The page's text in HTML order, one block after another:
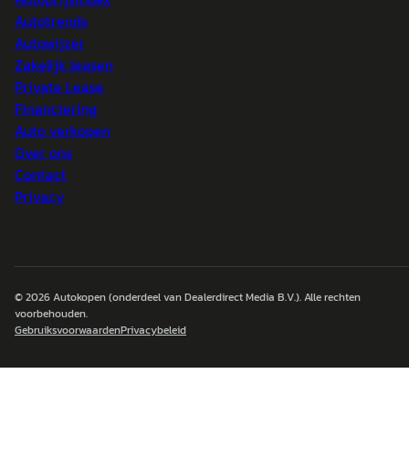
Autotrends
Autowijzer
Zakelijk leasen
Private Lease
Financiering
Auto verkopen
Over ons
Contact
Privacy
© 2026Autokopen(onderdeel van Dealerdirect Media B.V.). Alle rechten
voorbehouden.
GebruiksvoorwaardenPrivacybeleid